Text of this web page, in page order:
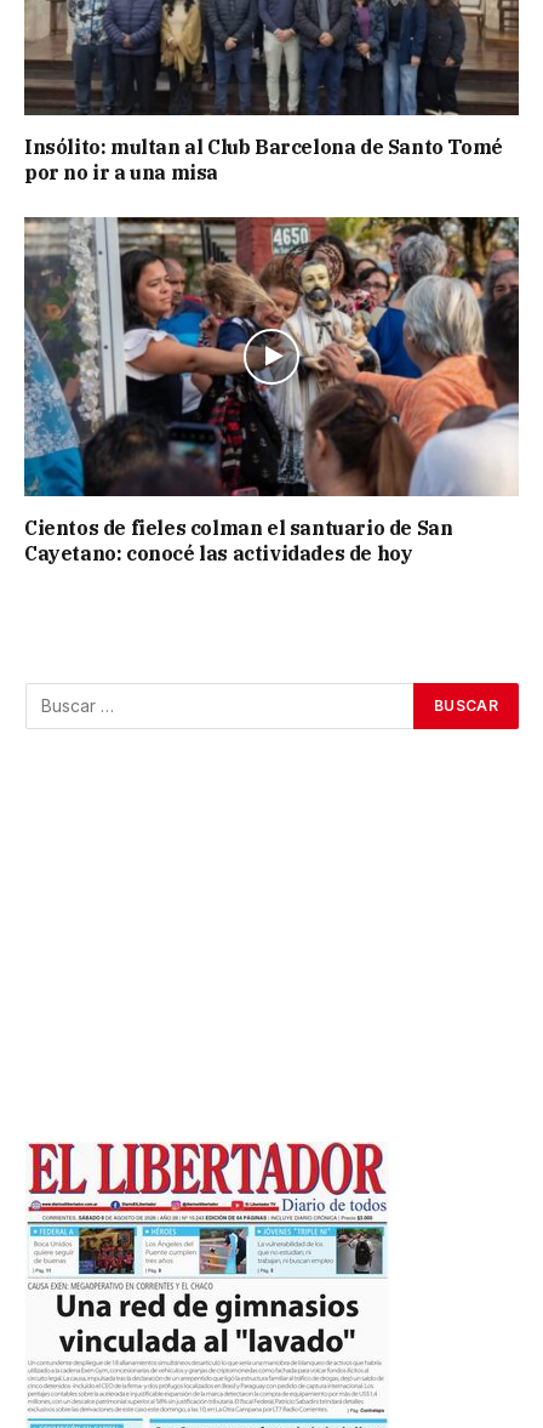
Insólito: multan al Club Barcelona de Santo Tomé
por no ir a una misa
Cientos de fieles colman el santuario de San
Cayetano: conocé las actividades de hoy